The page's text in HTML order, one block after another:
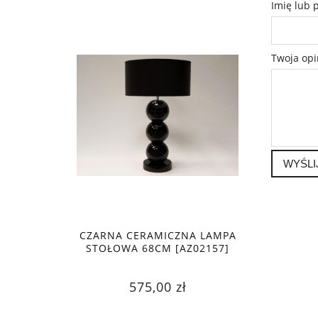
CZARNA CERAMICZNA LAMPA
STOŁOWA 68CM [AZ02157]
575,00 zł
Imię lub
Twoja